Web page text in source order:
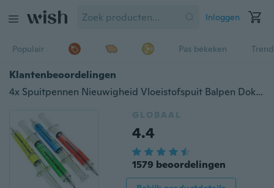
Inloggen
Populair Pas bekeken
Klantenbeoordelingen
4x Spuitpennen Nieuwigheid Vloeistofspuit Balpen Dokter Verpleegkundige Medisch Ziekenhuis Leuk cadeau
GLOBAAL
4.4
1579 beoordelingen